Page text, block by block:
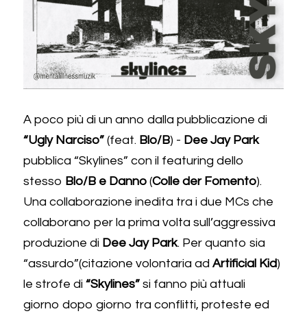
“Ugly Narciso” (feat. Blo/B) - Dee Jay Park
pubblica “Skylines” con il featuring dello
stesso Blo/B e Danno (Colle der Fomento).
Una collaborazione inedita tra i due MCs che
collaborano per la prima volta sull’aggressiva
produzione di Dee Jay Park. Per quanto sia
“assurdo”(citazione volontaria ad Artificial Kid)
le strofe di “Skylines” si fanno più attuali
giorno dopo giorno tra conflitti, proteste ed